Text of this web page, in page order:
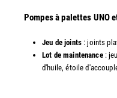
Pompes à palettes UNO
Jeu de joints: joints
Lot de maintenance:
d'huile, étoile